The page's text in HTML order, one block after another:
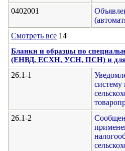
0402001
Смотреть все 14
Бланки и образцы по
(ЕНВД, ЕСХН, УСН, ПСН) и
26.1-1
систему
26.1-2